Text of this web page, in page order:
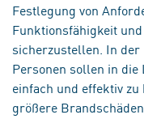
Festlegung von
Funktionsfähigkeit
sicherzustellen. In
Personen sollen in
einfach und effektiv
größere